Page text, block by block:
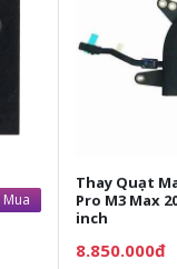
Mua
Thay Quạt
Pro M3 Max
inch
8.850.000đ